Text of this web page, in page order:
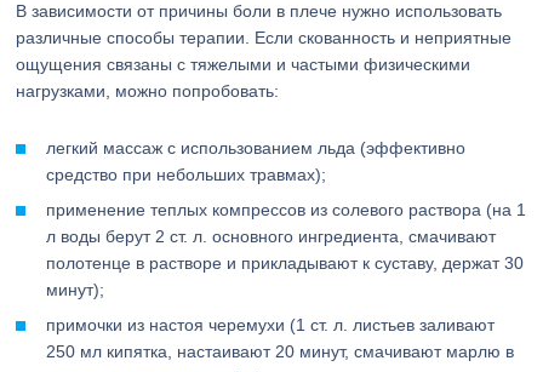
В зависимости от причины боли в плече нужно использовать
различные способы терапии. Если скованность и неприятные
ощущения связаны с тяжелыми и частыми физическими
нагрузками, можно попробовать:
легкий массаж с использованием льда (эффективно
средство при небольших травмах);
применение теплых компрессов из солевого раствора (на 1
л воды берут 2 ст. л. основного ингредиента, смачивают
полотенце в растворе и прикладывают к суставу, держат 30
минут);
примочки из настоя черемухи (1 ст. л. листьев заливают
250 мл кипятка, настаивают 20 минут, смачивают марлю в